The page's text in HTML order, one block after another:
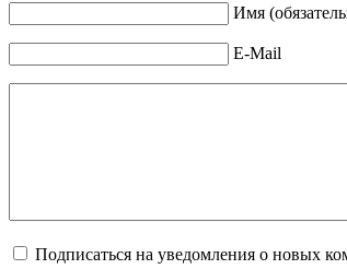
Имя
E-Mail
Подписаться на уведомления о новых